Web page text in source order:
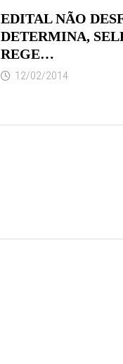
EDITAL NÃO
DETERMINA,
REGE…
12/02/2014